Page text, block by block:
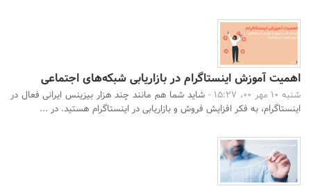
اهمیت آموزش اینستاگرام در بازاریابی شبکه‌های اجتماعی
شنبه 10 مهر 00، 15:27 -
شاید شما هم مانند چند هزار بیزینس ایرانی فعال در
اینستاگرام، به فکر افزایش فروش و بازاریابی در اینستاگرام هستید. در ...